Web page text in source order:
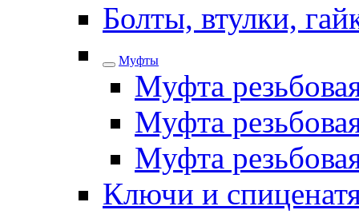
Болты, втулки,
Муфты
Муфта
Муфта
Муфта
Ключи и